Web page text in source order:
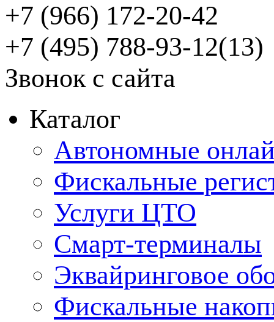
+7 (966) 172-20-42
+7 (495) 788-93-12(13)
Звонок с сайта
Каталог
Автономные
Фискальные
Услуги ЦТО
Смарт-терминалы
Эквайринговое
Фискальные